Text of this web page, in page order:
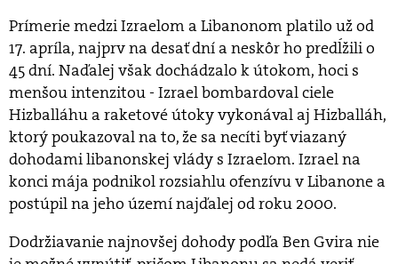
Prímerie medzi Izraelom a Libanonom platilo už od
17. apríla, najprv na desať dní a neskôr ho predĺžili o
45 dní. Naďalej však dochádzalo k útokom, hoci s
menšou intenzitou - Izrael bombardoval ciele
Hizballáhu a raketové útoky vykonával aj Hizballáh,
ktorý poukazoval na to, že sa necíti byť viazaný
dohodami libanonskej vlády s Izraelom. Izrael na
konci mája podnikol rozsiahlu ofenzívu v Libanone a
postúpil na jeho území najďalej od roku 2000.
Dodržiavanie najnovšej dohody podľa Ben Gvira nie